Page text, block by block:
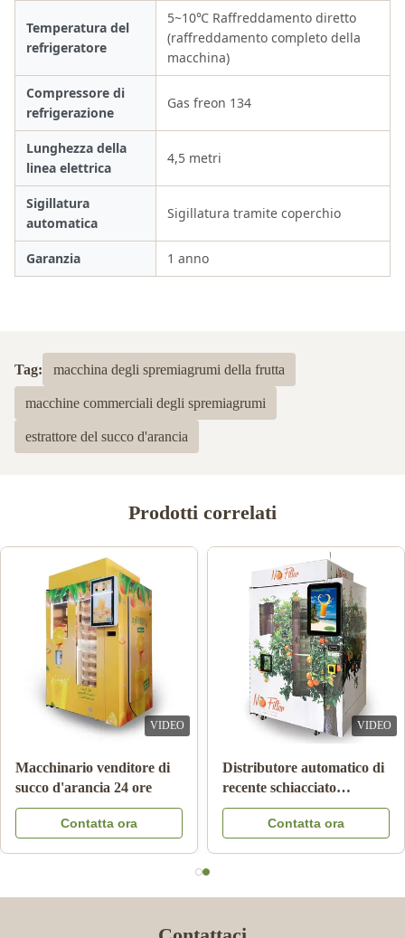
Temperatura del
refrigeratore
5~10℃ Raffreddamento diretto
(raffreddamento completo della
macchina)
Compressore di
refrigerazione
Gas freon 134
Lunghezza della
linea elettrica
4,5 metri
Sigillatura
automatica
Sigillatura tramite coperchio
Garanzia 1 anno
Tag: macchina degli spremiagrumi della frutta
macchine commerciali degli spremiagrumi
estrattore del succo d'arancia
Prodotti correlati
VIDEO
Macchinario venditore di
succo d'arancia 24 ore
Contatta ora
VIDEO
Distributore automatico di
recente schiacciato
automatico del succo
d'arancia per l'annuncio
Contatta ora